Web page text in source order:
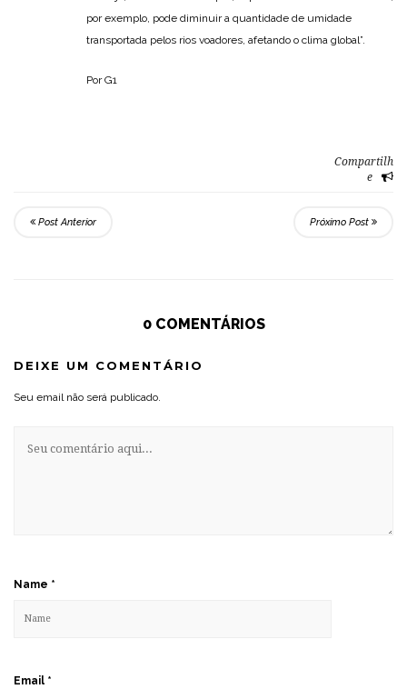
por exemplo, pode diminuir a quantidade de umidade
transportada pelos rios voadores, afetando o clima global”.
Por G1
Compartilh
e
Post Anterior Próximo Post
0 COMENTÁRIOS
DEIXE UM COMENTÁRIO
Seu email não será publicado.
Name *
Email *